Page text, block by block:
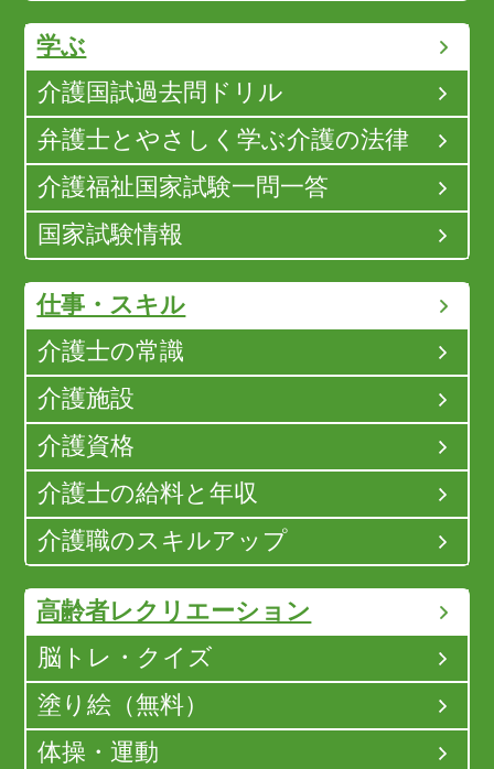
学ぶ
介護国試過去問ドリル
弁護士とやさしく学ぶ介護の法律
介護福祉国家試験一問一答
国家試験情報
仕事・スキル
介護士の常識
介護施設
介護資格
介護士の給料と年収
介護職のスキルアップ
高齢者レクリエーション
脳トレ・クイズ
塗り絵（無料）
体操・運動